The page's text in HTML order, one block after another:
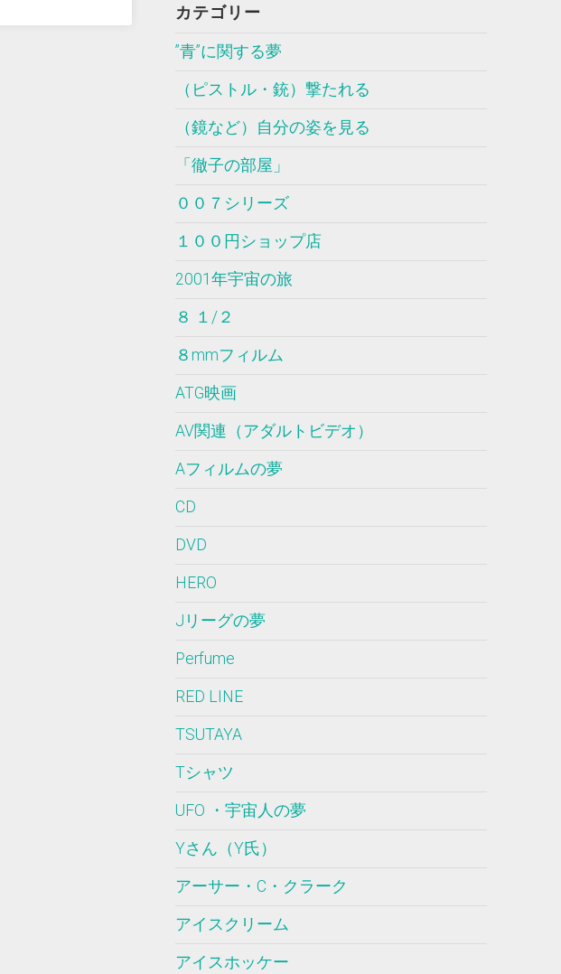
カテゴリー
”青”に関する夢
（ピストル・銃）撃たれる
（鏡など）自分の姿を見る
「徹子の部屋」
００７シリーズ
１００円ショップ店
2001年宇宙の旅
８ １/２
８mmフィルム
ATG映画
AV関連（アダルトビデオ）
Aフィルムの夢
CD
DVD
HERO
Jリーグの夢
Perfume
RED LINE
TSUTAYA
Tシャツ
UFO ・宇宙人の夢
Yさん（Y氏）
アーサー・C・クラーク
アイスクリーム
アイスホッケー